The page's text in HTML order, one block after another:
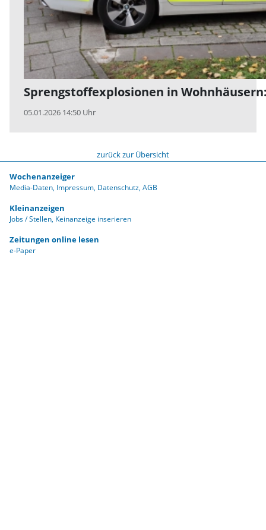
Sprengstoffexplosionen in
05.01.2026 14:50 Uhr
zurück zur Übersicht
Wochenanzeiger
Media-Daten Impressum Datenschutz AGB
Kleinanzeigen
Jobs / Stellen Keinanzeige inserieren
Zeitungen online lesen
e-Paper